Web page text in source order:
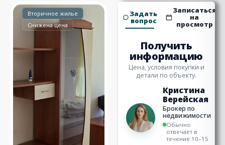
Вторичное жилье
Снижена цена
Задать
вопрос
Записаться
на
просмотр
Получить
информацию
Цена, условия покупки и
детали по объекту.
Кристина
Верейская
Брокер по
недвижимости
Обычно
отвечает в
течение 10–15